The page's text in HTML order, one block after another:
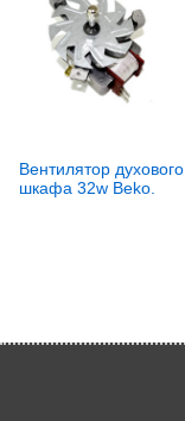
Вентилятор духового
шкафа 32w Beko.